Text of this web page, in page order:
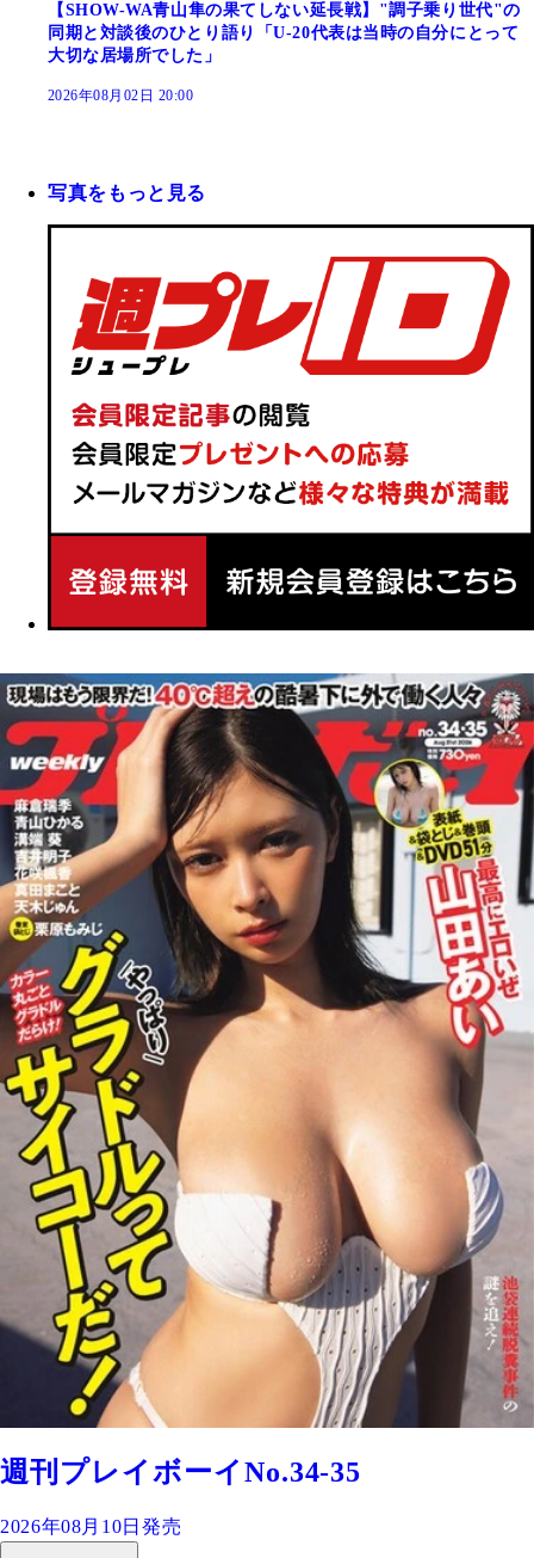
【SHOW-WA青山隼の果てしない延長戦】"調子乗り世代"の
同期と対談後のひとり語り「U-20代表は当時の自分にとって
大切な居場所でした」
2026年08月02日 20:00
写真をもっと見る
週刊プレイボーイNo.34-35
2026年08月10日発売